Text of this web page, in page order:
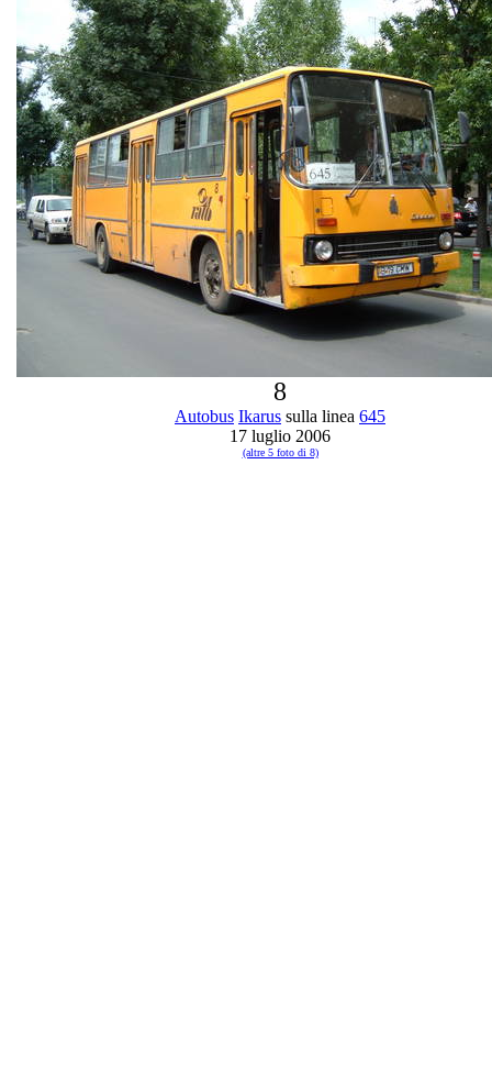
8
Autobus Ikarus sulla linea 645
17 luglio 2006
(altre 5 foto di 8)